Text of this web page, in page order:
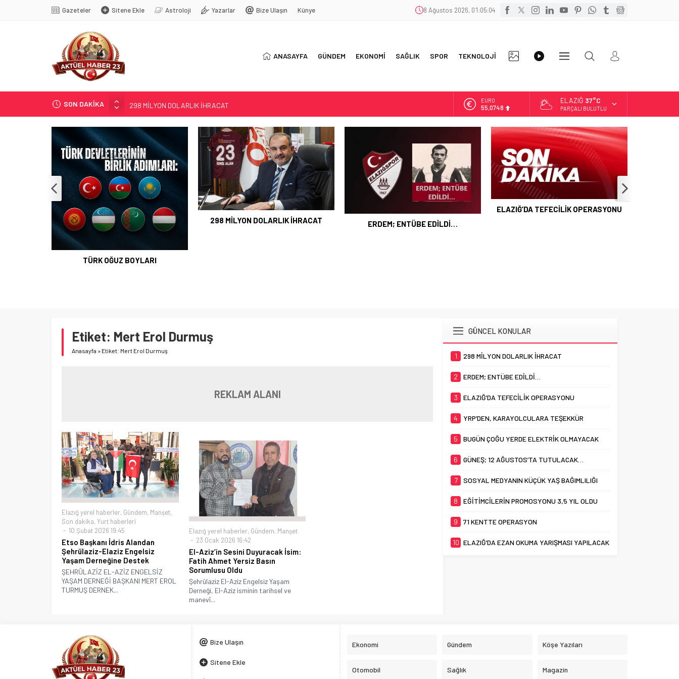
Gazeteler Sitene Ekle Astroloji Yazarlar Bize Ulaşın Künye 8 Ağustos 2026, 01:05:05
ANASAYFA GÜNDEM EKONOMİ SAĞLIK SPOR TEKNOLOJİ
GALERİGALERİ
DİĞER
SON DAKİKA
298 MİLYON DOLARLIK İHRACAT
ERDEM; ENTÜBE EDİLDİ…
ELAZIĞ’DA TEFECİLİK OPERASYONU
YRP’DEN, KARAYOLCULARA TEŞEKKÜR
TÜRK OĞUZ BOYLARI
EURO
55,0748
ALTIN
6.623,43
13.785,25
DOLAR
47,7048
ELAZIĞ 37°C
PARÇALI BULUTLU
TÜRK OĞUZ BOYLARI
298 MİLYON DOLARLIK İHRACAT ERDEM; ENTÜBE EDİLDİ…
ELAZIĞ’DA TEFECİLİK OPERASYONU
Etiket: Mert Erol Durmuş
Anasayfa » Etiket: Mert Erol Durmuş
REKLAM ALANI
Elazığ yerel haberler, Gündem, Manşet,
Son dakika, Yurt haberleri
10 Şubat 2026 19:45
Etso Başkanı İdris Alandan
Şehrülaziz-Elaziz Engelsiz
Yaşam Derneğine Destek
ŞEHRÜLAZİZ EL-AZİZ ENGELSİZ
YAŞAM DERNEĞİ BAŞKANI MERT EROL
TURMUŞ DERNEK...
Elazığ yerel haberler, Gündem, Manşet
23 Ocak 2026 16:42
El-Aziz’in Sesini Duyuracak İsim:
Fatih Ahmet Yersiz Basın
Sorumlusu Oldu
Şehrülaziz El-Aziz Engelsiz Yaşam
Derneği, El-Aziz isminin tarihsel ve
manevî...
GÜNCEL KONULAR
1 298 MİLYON DOLARLIK İHRACAT
2 ERDEM; ENTÜBE EDİLDİ…
3 ELAZIĞ’DA TEFECİLİK OPERASYONU
4 YRP’DEN, KARAYOLCULARA TEŞEKKÜR
5 BUGÜN ÇOĞU YERDE ELEKTRİK OLMAYACAK
6 GÜNEŞ; 12 AĞUSTOS’TA TUTULACAK…
7 SOSYAL MEDYANIN KÜÇÜK YAŞ BAĞIMLILIĞI
8 EĞİTİMCİLERİN PROMOSYONU 3,5 YIL OLDU
9 71 KENTTE OPERASYON
10 ELAZIĞ’DA EZAN OKUMA YARIŞMASI YAPILACAK
Bize Ulaşın
Sitene Ekle
Ekonomi Gündem Köşe Yazıları
Otomobil Sağlık Magazin